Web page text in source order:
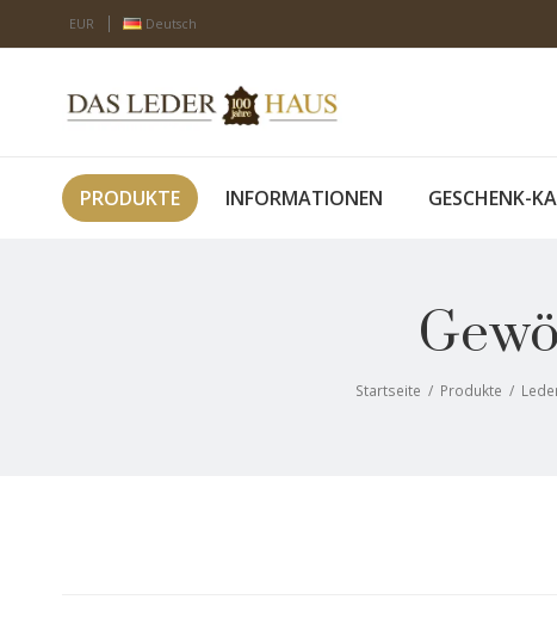
EUR Deutsch
PRODUKTE INFORMATIONEN GESCHENK-
Startseite / Produkte /